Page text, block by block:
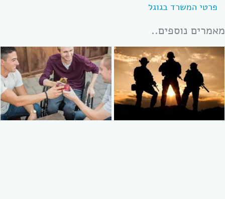
פרטי המשרד בגוגל
מאמרים נוספים..